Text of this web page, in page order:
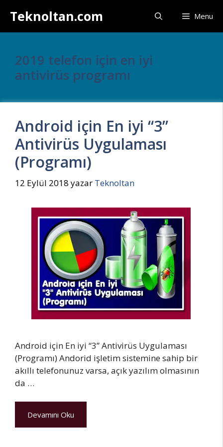
atlaTeknoltan.com Menu
2019 telefon için en iyi
antivirüs programı
Android için En iyi “3”
Antivirüs Uygulaması
(Programı)
12 Eylül 2018 yazar Teknoltan
Android için En iyi “3” Antivirüs Uygulaması
(Programı) Andorid işletim sistemine sahip bir
akıllı telefonunuz varsa, açık yazılım olmasının
da …
Devamını Oku